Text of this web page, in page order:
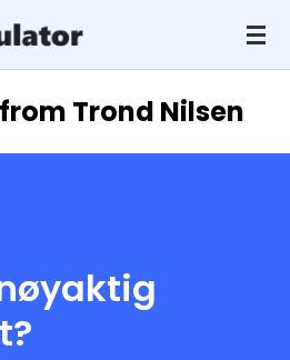
Trond Nilsen